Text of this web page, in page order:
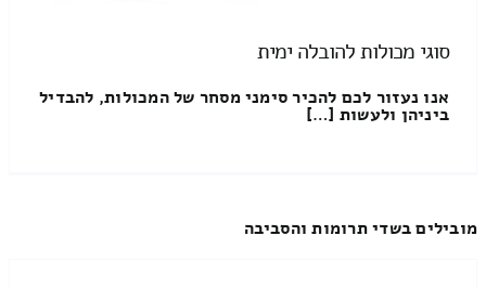
סוגי מכולות להובלה ימית
אנו נעזור לכם להכיר סימני מסחר של המכולות, להבדיל
ביניהן ולעשות […]
מובילים בשדי תרומות והסביבה